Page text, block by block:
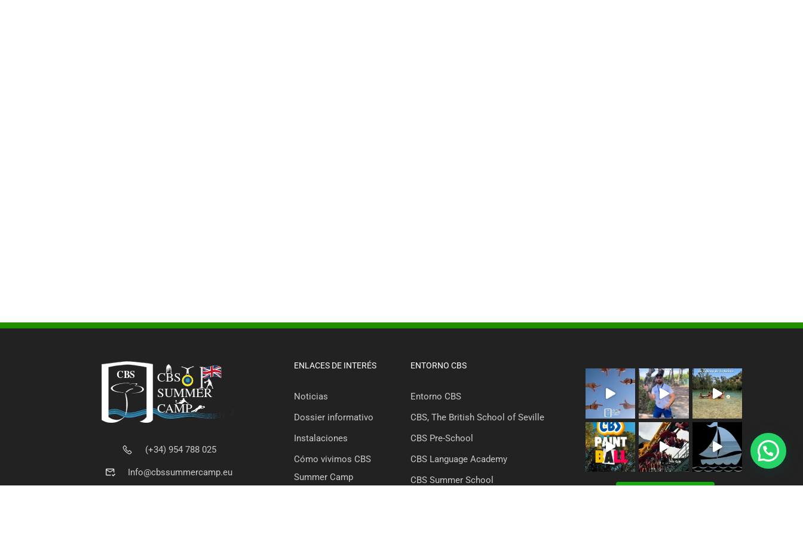
(+34) 954 788 025
Info@cbssummercamp.eu
ENLACES DE INTERÉS
Noticias
Dossier informativo
Instalaciones
Cómo vivimos CBS
Summer Camp
ENTORNO CBS
Entorno CBS
CBS, The British School of Seville
CBS Pre-School
CBS Language Academy
CBS Summer School
¿En qué podemos ayudarte?